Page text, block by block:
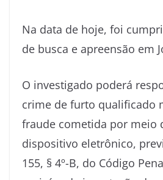
Na data de hoje, foi
de busca e apreensão em
O investigado poderá
crime de furto qualificado
fraude cometida por meio
dispositivo eletrônico,
155, § 4º-B, do Código